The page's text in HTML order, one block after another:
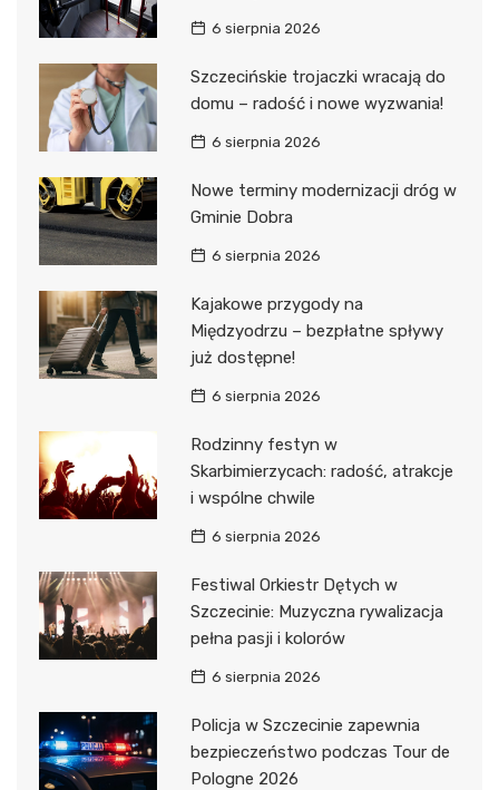
6 sierpnia 2026
Szczecińskie trojaczki wracają do
domu – radość i nowe wyzwania!
6 sierpnia 2026
Nowe terminy modernizacji dróg w
Gminie Dobra
6 sierpnia 2026
Kajakowe przygody na
Międzyodrzu – bezpłatne spływy
już dostępne!
6 sierpnia 2026
Rodzinny festyn w
Skarbimierzycach: radość, atrakcje
i wspólne chwile
6 sierpnia 2026
Festiwal Orkiestr Dętych w
Szczecinie: Muzyczna rywalizacja
pełna pasji i kolorów
6 sierpnia 2026
Policja w Szczecinie zapewnia
bezpieczeństwo podczas Tour de
Pologne 2026